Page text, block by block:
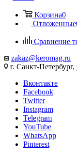
Корзина0
Отложенные
Сравнение
zakaz@keromag.ru
г. Санкт-
Вконтакте
Facebook
Twitter
Instagram
Telegram
YouTube
WhatsApp
Pinterest